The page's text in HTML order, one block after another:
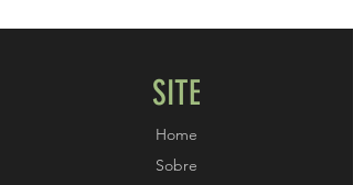
SITE
Home
Sobre